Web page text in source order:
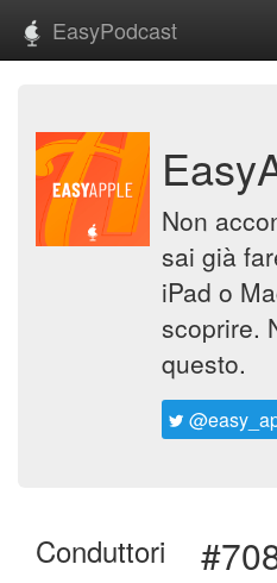
EasyPodcast
Non
sai già
iPad o
scoprire.
questo.
Conduttori